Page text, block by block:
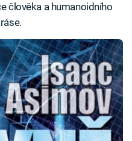
člověka a humanoidního